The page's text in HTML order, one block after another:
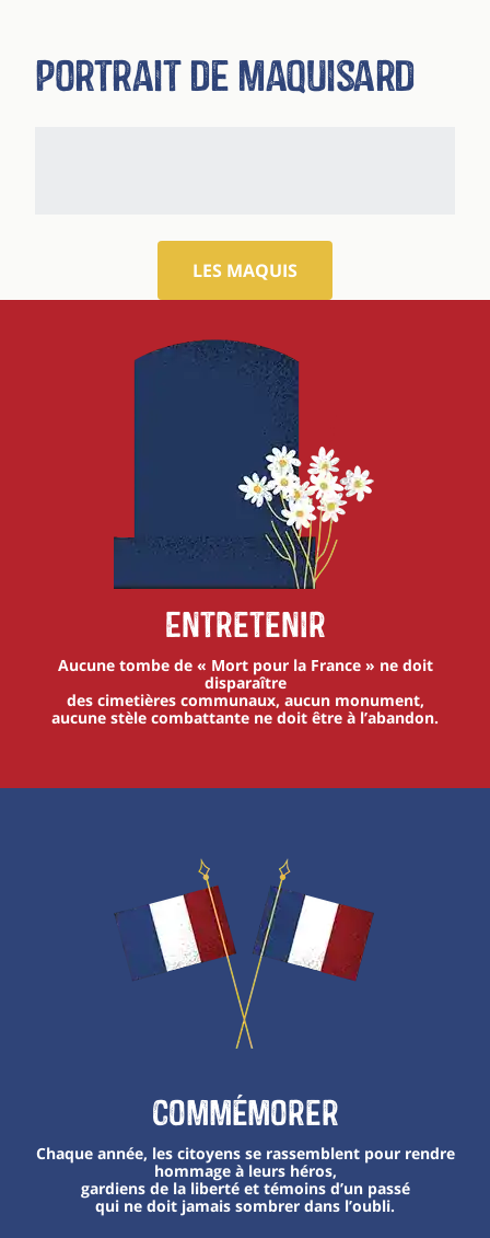
Portrait de maquisard
LES MAQUIS
Entretenir
Aucune tombe de « Mort pour la France » ne doit
disparaître
des cimetières communaux, aucun monument,
aucune stèle combattante ne doit être à l’abandon.
Commémorer
Chaque année, les citoyens se rassemblent pour rendre
hommage à leurs héros,
gardiens de la liberté et témoins d’un passé
qui ne doit jamais sombrer dans l’oubli.